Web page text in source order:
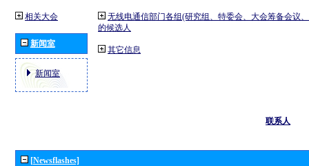
相关大会
新闻室
新闻室
无线电通信部门各组(研究组、特委会、大会筹备会议
的候选人
其它信息
联系人
[Newsflashes]